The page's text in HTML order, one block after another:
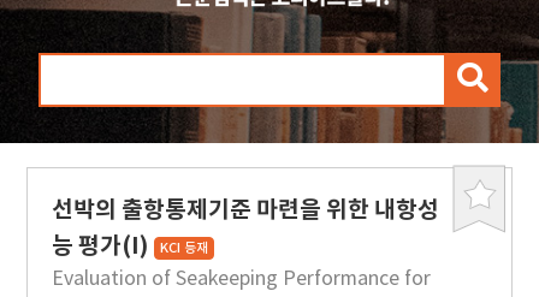
검
북
선박의 출항통제기준 마련을 위한 내항성
능 평가(I) KCI 등재
Evaluation of Seakeeping Performance for